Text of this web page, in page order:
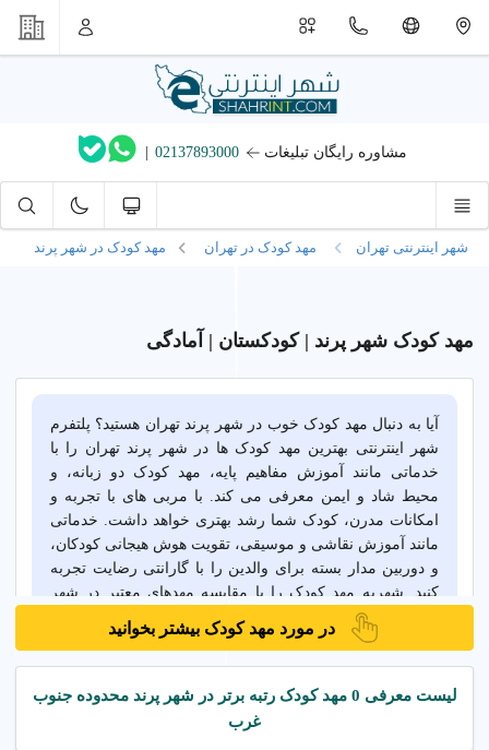
مشاوره رایگان تبلیغات 02137893000
|
شهر اینترنتی تهران مهد کودک در تهران مهد کودک در شهر پرند
مهد کودک شهر پرند | کودکستان | آمادگی
آیا به دنبال مهد کودک خوب در شهر پرند تهران هستید؟ پلتفرم
شهر اینترنتی بهترین مهد کودک ها در شهر پرند تهران را با
خدماتی مانند آموزش مفاهیم پایه، مهد کودک دو زبانه، و
محیط شاد و ایمن معرفی می کند. با مربی های با تجربه و
امکانات مدرن، کودک شما رشد بهتری خواهد داشت. خدماتی
مانند آموزش نقاشی و موسیقی، تقویت هوش هیجانی کودکان،
و دوربین مدار بسته برای والدین را با گارانتی رضایت تجربه
کنید. شهریه مهد کودک را با مقایسه مهدهای معتبر در شهر
پرند تهران بررسی کنید و بهترین گزینه را انتخاب کنید.
در مورد مهد کودک بیشتر بخوانید
لیست معرفی 0 مهد کودک رتبه برتر در شهر پرند محدوده جنوب
غرب